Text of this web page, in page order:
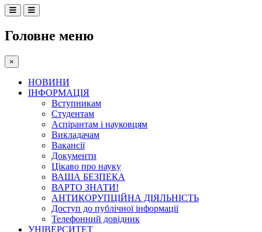
Головне меню
×
НОВИНИ
ІНФОРМАЦІЯ
Вступникам
Студентам
Аспірантам і науковцям
Викладачам
Вакансії
Документи
Цікаво про науку
ВАША БЕЗПЕКА
ВАРТО ЗНАТИ!
АНТИКОРУПЦІЙНА ДІЯЛЬНІСТЬ
Доступ до публічної інформації
Телефонний довідник
УНІВЕРСИТЕТ